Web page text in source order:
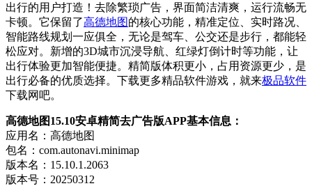
出行的用户打造！去除繁琐广告，界面简洁清爽，运行流畅无
卡顿。它保留了高德地图的核心功能，精准定位、实时路况、
智能路线规划一应俱全，无论是驾车、公交还是步行，都能轻
松应对。新增的3D城市沉浸导航、红绿灯倒计时等功能，让
出行体验更加智能便捷。精简版体积更小，占用资源更少，是
出行必备的优质选择。下载更多精品软件游戏，就来极品软件
下载网吧。
高德地图15.10安卓精简去广告版APP基本信息：
应用名：高德地图
包名：com.autonavi.minimap
版本名：15.10.1.2063
版本号：20250312